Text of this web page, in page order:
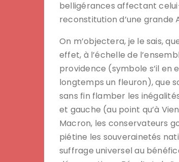
belligérances affectant
reconstitution d’une grande
On m’objectera, je le sais,
effet, à l’échelle de
providence (symbole s’il
longtemps un fleuron), que
sans fin flamber les
et gauche (au point qu’à
Macron, les conservateurs
piétine les souverainetés
suffrage universel au